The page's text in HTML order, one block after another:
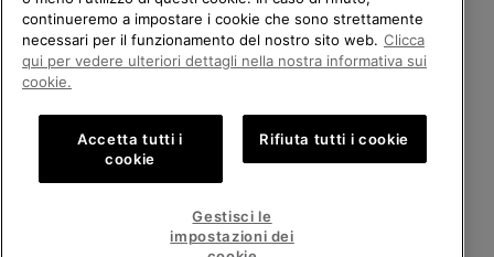
Italia
©2026Columbia Sportswear Company. Avenue des Morgines, 12 1213
Petit-Lancy Switzerland. Tutti i diritti riservati.
Politica sulla privacy Termini di utilizzo
Condizioni Generali di Vendita
Public CBCR
Servizio clienti: Lun. - Ven. 9:00 - 13:00 & 14:00 - 18:00
BENVENUTO/A IN SOREL.
SELEZIONA IL TUO PAESE DI
Shopping online disponibile
continueremo a impostare i cookie che sono strettamente
necessari per il funzionamento del nostro sito web. Clicca
qui per vedere ulteriori dettagli nella nostra informativa sui
cookie.
Accetta tutti i
cookie
Rifiuta tutti i cookie
Gestisci le
impostazioni dei